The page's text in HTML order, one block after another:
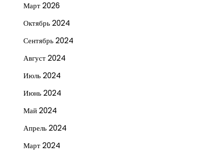
Март 2026
Октябрь 2024
Сентябрь 2024
Август 2024
Июль 2024
Июнь 2024
Май 2024
Апрель 2024
Март 2024